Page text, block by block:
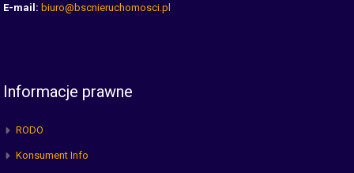
E-mail: biuro@bscnieruchomosci.pl
Informacje prawne
RODO
Konsument Info